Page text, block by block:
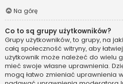
Na górę
Co to są grupy użytkowników?
Grupy użytkowników, to grupy, na
całą społeczność witryny, aby
użytkownik może należeć do wielu
mieć swoje własne uprawnienia.
mogą łatwo zmieniać uprawnienia